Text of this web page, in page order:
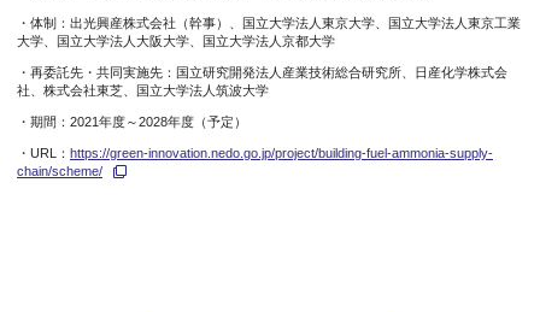
・体制：出光興産株式会社（幹事）、国立大学法人東京大学、国立大学法人東京工業
大学、国立大学法人大阪大学、国立大学法人京都大学
・再委託先・共同実施先：国立研究開発法人産業技術総合研究所、日産化学株式会
社、株式会社東芝、国立大学法人筑波大学
・期間：2021年度～2028年度（予定）
・URL： https://green-innovation.nedo.go.jp/project/building-fuel-ammonia-supply-
chain/scheme/